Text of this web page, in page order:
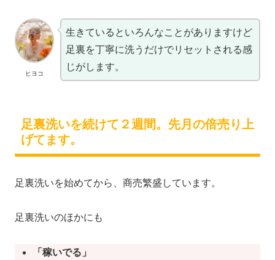
ヒヨコ
生きているといろんなことがありますけど
足裏を丁寧に洗うだけでリセットされる感
じがします。
足裏洗いを続けて２週間。先月の倍売り上
げてます。
足裏洗いを始めてから、商売繁盛しています。
足裏洗いのほかにも
「稼いでる」